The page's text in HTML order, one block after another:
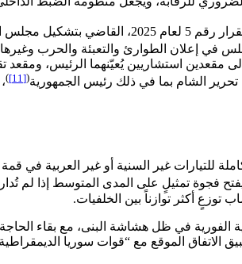
نصّت أيضاً على دور المجلس في إعلان الطوارئ
مقعدين استشاريين يُعيّنهما الرئيس،
الشام بما في ذلك رئيس الجمهورية(
[11]
)
للتيارات غير السنية أو غير العربية في
فجوة تمثيلٍ على المدى المتوسط إذا لم
أكثر توازناً بين الخلفيات.
الفورية في ظل هشاشة البنى، مع بقاء
الاتفاق الموقع مع “قوات سوريا